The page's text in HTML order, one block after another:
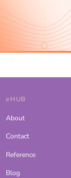
eHUB
About
Contact
Reference
Blog